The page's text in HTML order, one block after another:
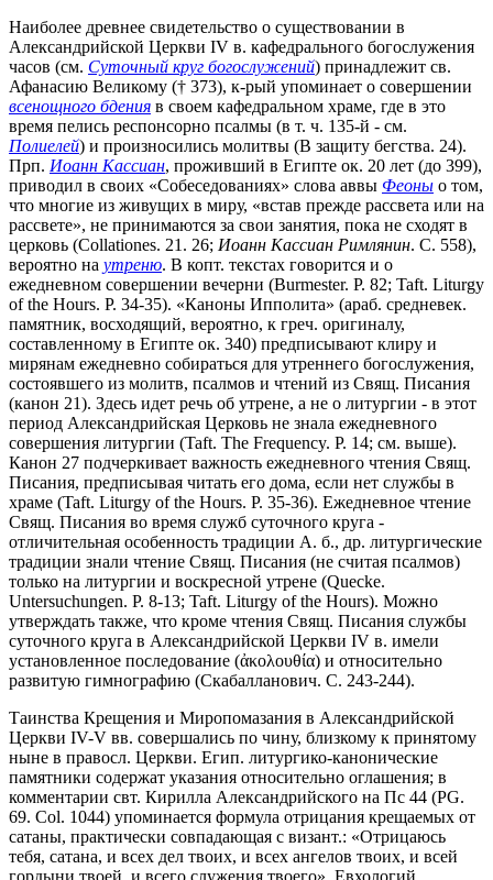
Наиболее древнее свидетельство о существовании в
Александрийской Церкви IV в. кафедрального богослужения
часов (см. Суточный круг богослужений) принадлежит св.
Афанасию Великому († 373), к-рый упоминает о совершении
всенощного бдения в своем кафедральном храме, где в это
время пелись респонсорно псалмы (в т. ч. 135-й - см.
Полиелей) и произносились молитвы (В защиту бегства. 24).
Прп. Иоанн Кассиан, проживший в Египте ок. 20 лет (до 399),
приводил в своих «Собеседованиях» слова аввы Феоны о том,
что многие из живущих в миру, «встав прежде рассвета или на
рассвете», не принимаются за свои занятия, пока не сходят в
церковь (Collationes. 21. 26; Иоанн Кассиан Римлянин. С. 558),
вероятно на утреню. В копт. текстах говорится и о
ежедневном совершении вечерни (Burmester. P. 82; Taft. Liturgy
of the Hours. P. 34-35). «Каноны Ипполита» (араб. средневек.
памятник, восходящий, вероятно, к греч. оригиналу,
составленному в Египте ок. 340) предписывают клиру и
мирянам ежедневно собираться для утреннего богослужения,
состоявшего из молитв, псалмов и чтений из Свящ. Писания
(канон 21). Здесь идет речь об утрене, а не о литургии - в этот
период Александрийская Церковь не знала ежедневного
совершения литургии (Taft. The Frequency. P. 14; см. выше).
Канон 27 подчеркивает важность ежедневного чтения Свящ.
Писания, предписывая читать его дома, если нет службы в
храме (Taft. Liturgy of the Hours. P. 35-36). Ежедневное чтение
Свящ. Писания во время служб суточного круга -
отличительная особенность традиции А. б., др. литургические
традиции знали чтение Свящ. Писания (не считая псалмов)
только на литургии и воскресной утрене (Quecke.
Untersuchungen. P. 8-13; Taft. Liturgy of the Hours). Можно
утверждать также, что кроме чтения Свящ. Писания службы
суточного круга в Александрийской Церкви IV в. имели
установленное последование (ἀκολουθία) и относительно
развитую гимнографию (Скабалланович. С. 243-244).
Таинства Крещения и Миропомазания в Александрийской
Церкви IV-V вв. совершались по чину, близкому к принятому
ныне в правосл. Церкви. Егип. литургико-канонические
памятники содержат указания относительно оглашения; в
комментарии свт. Кирилла Александрийского на Пс 44 (PG.
69. Col. 1044) упоминается формула отрицания крещаемых от
сатаны, практически совпадающая с визант.: «Отрицаюсь
тебя, сатана, и всех дел твоих, и всех ангелов твоих, и всей
гордыни твоей, и всего служения твоего». Евхологий